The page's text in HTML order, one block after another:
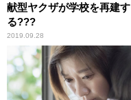
献型ヤクザが学校を再建す
る???
2019.09.28